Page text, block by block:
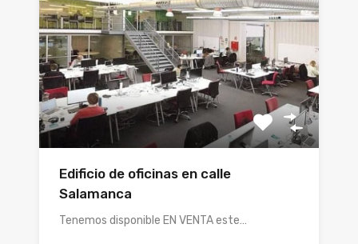
Edificio de oficinas en calle
Salamanca
Tenemos disponible EN VENTA este…